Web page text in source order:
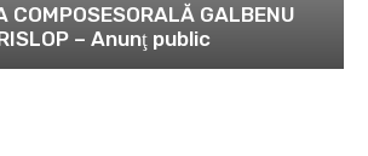
COMPOSESORALĂ GALBENU
– Anunţ public